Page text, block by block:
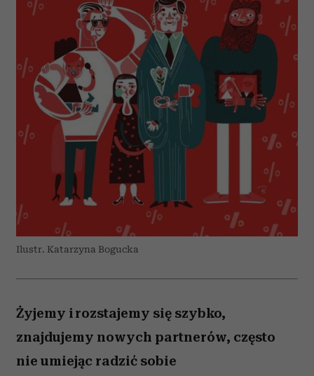
Ilustr. Katarzyna Bogucka
Żyjemy i rozstajemy się szybko,
znajdujemy nowych partnerów, często
nie umiejąc radzić sobie